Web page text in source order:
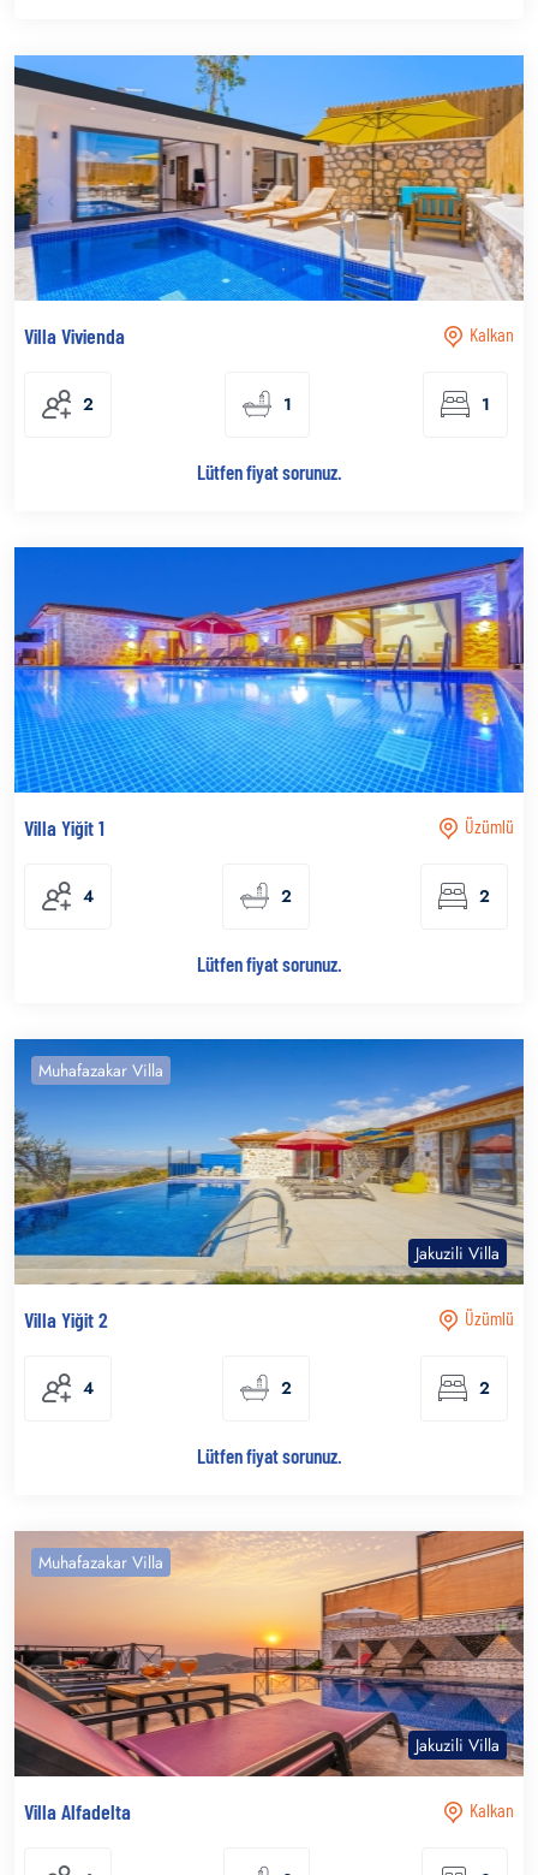
Kalkan
Villa Vivienda
2 1 1
Lütfen fiyat sorunuz.
Üzümlü
Villa Yiğit 1
4 2 2
Lütfen fiyat sorunuz.
Muhafazakar Villa
Jakuzili Villa
Üzümlü
Villa Yiğit 2
4 2 2
Lütfen fiyat sorunuz.
Muhafazakar Villa
Jakuzili Villa
Kalkan
Villa Alfadelta